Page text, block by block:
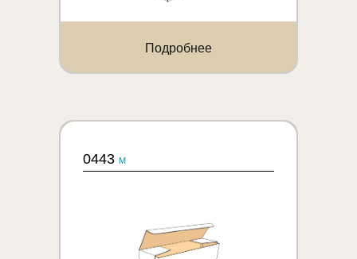
Подробнее
0443 M